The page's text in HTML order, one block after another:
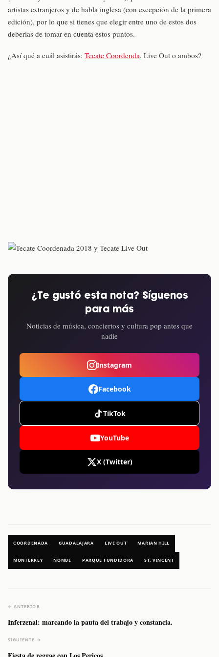
artistas extranjeros y de habla inglesa (con excepción de la primera
edición), por lo que si tienes que elegir entre uno de estos dos
deberías de tomar en cuenta estos puntos.
¿Así qué a cuál asistirás: Tecate Coordenda, Live Out o ambos?
¿Te gustó esta nota? Síguenos
para más
Noticias de música, conciertos y cultura pop antes que
nadie
Instagram
Facebook
TikTok
YouTube
X (Twitter)
COORDENADA GUADALAJARA LIVE OUT MARIAN HILL
MONTERREY NOMBE PARQUE FUNDIDORA ST. VINCENT
← ANTERIOR
Inferzenal: marcando la pauta del trabajo y constancia.
SIGUIENTE →